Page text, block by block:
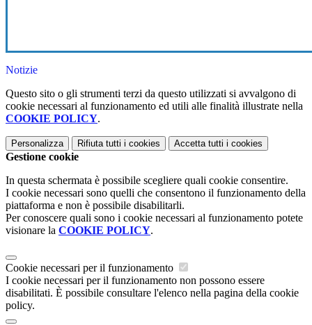
Notizie
Questo sito o gli strumenti terzi da questo utilizzati si avvalgono di
cookie necessari al funzionamento ed utili alle finalità illustrate nella
COOKIE POLICY.
Personalizza Rifiuta tutti i cookies Accetta tutti i cookies
Gestione cookie
In questa schermata è possibile scegliere quali cookie consentire.
I cookie necessari sono quelli che consentono il funzionamento della
piattaforma e non è possibile disabilitarli.
Per conoscere quali sono i cookie necessari al funzionamento potete
visionare la COOKIE POLICY.
Cookie necessari per il funzionamento
I cookie necessari per il funzionamento non possono essere
disabilitati. È possibile consultare l'elenco nella pagina della cookie
policy.